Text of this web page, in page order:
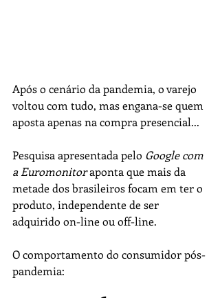
Após o cenário da pandemia, o varejo
voltou com tudo, mas engana-se quem
aposta apenas na compra presencial...
Pesquisa apresentada pelo Google com
a Euromonitor aponta que mais da
metade dos brasileiros focam em ter o
produto, independente de ser
adquirido on-line ou off-line.
O comportamento do consumidor pós-
pandemia: